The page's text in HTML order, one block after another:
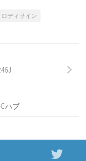
ロディサイン
ハブ